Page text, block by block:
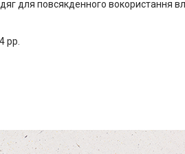
для повсякденного вокористання
рр.